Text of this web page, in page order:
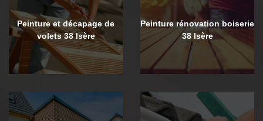
Peinture et décapage de
volets 38 Isère
Peinture rénovation boiserie
38 Isère